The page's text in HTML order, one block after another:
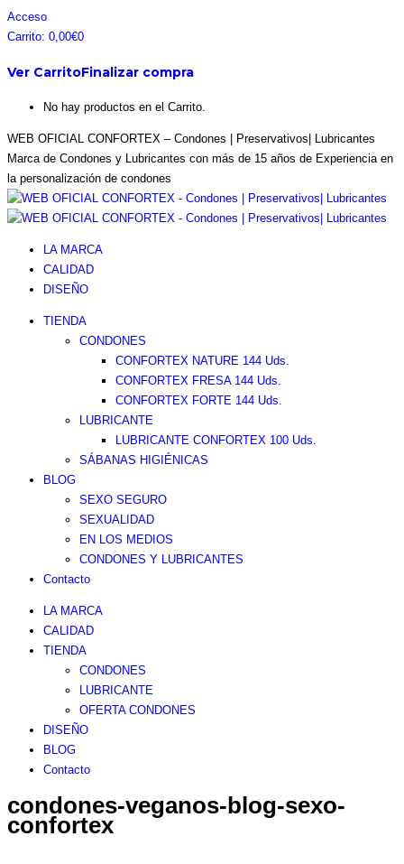
Saltar
al
Facebook
page
in
Instagram
page
in
Pinterest
page
in
Twitter
page
in
Acceso
Carrito: 0,00€0
Ver CarritoFinalizar compra
No hay productos en el Carrito.
WEB OFICIAL CONFORTEX – Condones | Preservativos| Lubricantes
Marca de Condones y Lubricantes con más de 15 años de Experiencia en
la personalización de condones
LA MARCA
CALIDAD
DISEÑO
TIENDA
CONDONES
CONFORTEX NATURE 144 Uds.
CONFORTEX FRESA 144 Uds.
CONFORTEX FORTE 144 Uds.
LUBRICANTE
LUBRICANTE CONFORTEX 100 Uds.
SÁBANAS HIGIÉNICAS
BLOG
SEXO SEGURO
SEXUALIDAD
EN LOS MEDIOS
CONDONES Y LUBRICANTES
Contacto
LA MARCA
CALIDAD
TIENDA
CONDONES
LUBRICANTE
OFERTA CONDONES
DISEÑO
BLOG
Contacto
condones-veganos-blog-sexo-
confortex